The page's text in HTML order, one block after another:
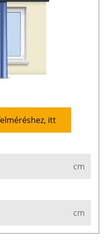
itt
cm
cm